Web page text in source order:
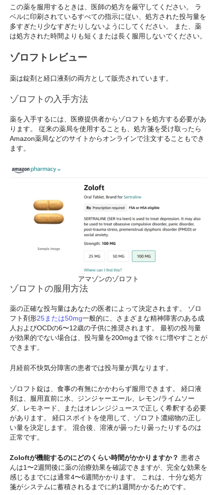
この薬を服用するときは、医師の処方を厳守してください。 ラ
ベルに印刷されているすべての指示に従い、処方された投与量を
多すぎたり少なすぎたりしないようにしてください。 また、薬
は処方された時間よりも短くまたは長く服用しないでください。
ゾロフトレビュー
薬は錠剤と経口液剤の両方として販売されています。
ゾロフトの入手方法
薬を入手するには、医療提供者からゾロフトを処方する必要があ
ります。 従来の薬局を使用することも、処方箋を受け取ったら
Amazon薬局などのサイトからオンラインで注文することもでき
ます。
アマゾンのゾロフト
ゾロフトの服用方法
薬の正確な投与量はあなたの医者によって決定されます。 ゾロ
フト剤形25または50mg一般的に、さまざまな精神障害のある成
人およびOCDの6〜12歳の子供に推奨されます。 最初の投与量
が効果的でない場合は、投与量を200mgまで徐々に増やすことが
できます。
月経前不快気分障害の患者では投与量が異なります。
ゾロフト錠は、食事の有無にかかわらず服用できます。 経口液
剤は、服用直前に水、ジンジャーエール、レモン/ライムソー
ダ、レモネード、またはオレンジジュースで正しく希釈する必要
があります。 経口スポイトを使用して、ゾロフト濃縮物の正し
い量を決定します。 混合後、溶液が曇ったり曇ったりするのは
正常です。
Zoloftが機能するのにどのくらい時間がかかりますか？ 患者さ
んは1〜2週間後に薬の治療効果を確認できますが、完全な効果を
感じるまでには通常4〜6週間かかります。 これは、十分な処方
箋がシステムに蓄積されるまでに約1週間かかるためです。